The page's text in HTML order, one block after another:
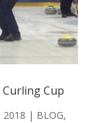
Cup
2018 | BLOG,